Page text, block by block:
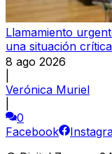
Llamamiento
una situación crítica
8 ago 2026
Verónica Muriel
0
Facebook